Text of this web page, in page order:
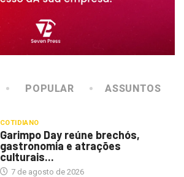
POPULAR ASSUNTOS
COTIDIANO
Garimpo Day reúne brechós,
gastronomia e atrações
culturais...
7 de agosto de 2026